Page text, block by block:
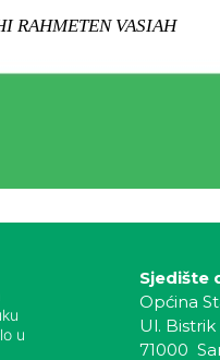
RAHMETEN VASIAH
u
Sjedište
Općina
Ul.
71000